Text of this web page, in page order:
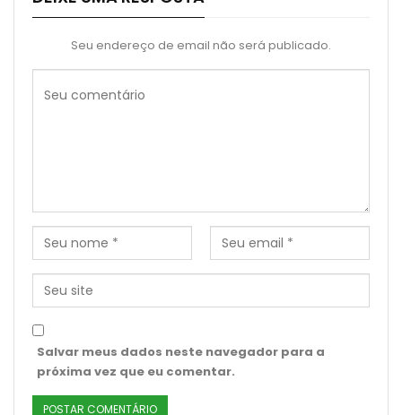
Seu endereço de email não será publicado.
Salvar meus dados neste navegador para a
próxima vez que eu comentar.